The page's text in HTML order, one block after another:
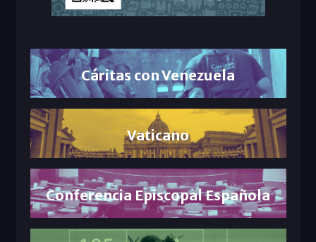
Cáritas con Venezuela
Vaticano
Conferencia Episcopal Española